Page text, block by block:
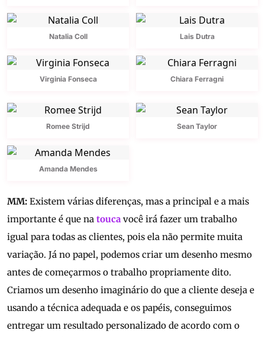
Natalia Coll Lais Dutra
Virginia Fonseca Chiara Ferragni
Romee Strijd Sean Taylor
Amanda Mendes
MM: Existem várias diferenças, mas a principal e a mais
importante é que na touca você irá fazer um trabalho
igual para todas as clientes, pois ela não permite muita
variação. Já no papel, podemos criar um desenho mesmo
antes de começarmos o trabalho propriamente dito.
Criamos um desenho imaginário do que a cliente deseja e
usando a técnica adequada e os papéis, conseguimos
entregar um resultado personalizado de acordo com o